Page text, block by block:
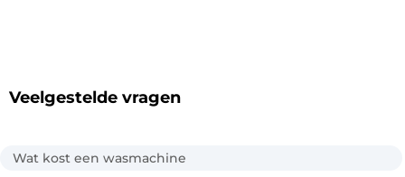
Veelgestelde vragen
Wat kost een wasmachine